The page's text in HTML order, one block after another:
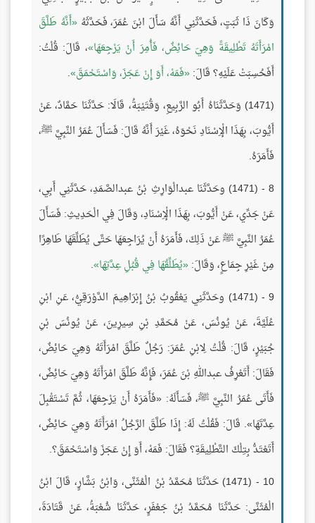
وَكَانَ ذَا ثَبَتٍ، فَحَدَّثَنِي أَنَّهُ سَأَلَ ابْنَ عُمَرَ، فَحَدَّثَهُ أَنَّهُ طَلَّقَ
امْرَأَتَهُ تَطْلِيقَةً وَهِيَ حَائِضٌ، فَأُمِرَ أَنْ يَرْجِعَهَا ، قَالَ: قُلْتُ:
أَفَحُسِبَتْ عَلَيْهِ؟ قَالَ: فَمَهْ، أَوَ إِنْ عَجَزَ، وَاسْتَحْمَقَ .
(1471) وَحَدَّثَنَاهُ أَبُو الرَّبِيعِ، وَقُتَيْبَةُ، قَالَا: حَدَّثَنَا حَمَّادٌ، عَنْ
أَيُّوبَ، بِهَذَا الْإِسْنَادِ نَحْوَهُ، غَيْرَ أَنَّهُ قَالَ: فَسَأَلَ عُمَرُ النَّبِيَّ ﷺ،
فَأَمَرَهُ.
8 - (1471) وحَدَّثَنَا عبدالْوَارِثِ بْنُ عبدالصَّمَدِ، حَدَّثَنِي أَبِي،
عَنْ جَدِّي، عَنْ أَيُّوبَ، بِهَذَا الْإِسْنَادِ، وَقَالَ فِي الْحَدِيثِ: فَسَأَلَ
عُمَرُ النَّبِيَّ ﷺ عَنْ ذَلِكَ، فَأَمَرَهُ أَنْ يُرَاجِعَهَا حَتَّى يُطَلِّقَهَا طَاهِرًا
مِنْ غَيْرِ جِمَاعٍ، وَقَالَ: يُطَلِّقُهَا فِي قُبُلِ عِدَّتِهَا .
9 - (1471) وحَدَّثَنِي يَعْقُوبُ بْنُ إِبْرَاهِيمَ الدَّوْرَقِيُّ، عَنِ ابْنِ
عُلَيَّةَ، عَنْ يُونُسَ، عَنْ مُحَمَّدِ بْنِ سِيرِينَ، عَنْ يُونُسَ بْنِ
جُبَيْرٍ، قَالَ: قُلْتُ لِابْنِ عُمَرَ: رَجُلٌ طَلَّقَ امْرَأَتَهُ وَهِيَ حَائِضٌ،
فَقَالَ: أَتَعْرِفُ عبداللهِ بْنَ عُمَرَ، فَإِنَّهُ طَلَّقَ امْرَأَتَهُ وَهِيَ حَائِضٌ،
فَأَتَى عُمَرُ النَّبِيَّ ﷺ، فَسَأَلَهُ: «فَأَمَرَهُ أَنْ يَرْجِعَهَا، ثُمَّ تَسْتَقْبِلَ
عِدَّتَهَا». قَالَ: فَقُلْتُ لَهُ: إِذَا طَلَّقَ الرَّجُلُ امْرَأَتَهُ وَهِيَ حَائِضٌ،
أَتَعْتَدُّ بِتِلْكَ التَّطْلِيقَةِ؟ فَقَالَ: فَمَهْ، أَوَ إِنْ عَجَزَ وَاسْتَحْمَقَ؟.
10 - (1471) حَدَّثَنَا مُحَمَّدُ بْنُ الْمُثَنَّى، وَابْنُ بَشَّارٍ، قَالَ ابْنُ
الْمُثَنَّى: حَدَّثَنَا مُحَمَّدُ بْنُ جَعْفَرٍ، حَدَّثَنَا شُعْبَةُ، عَنْ قَتَادَةَ،